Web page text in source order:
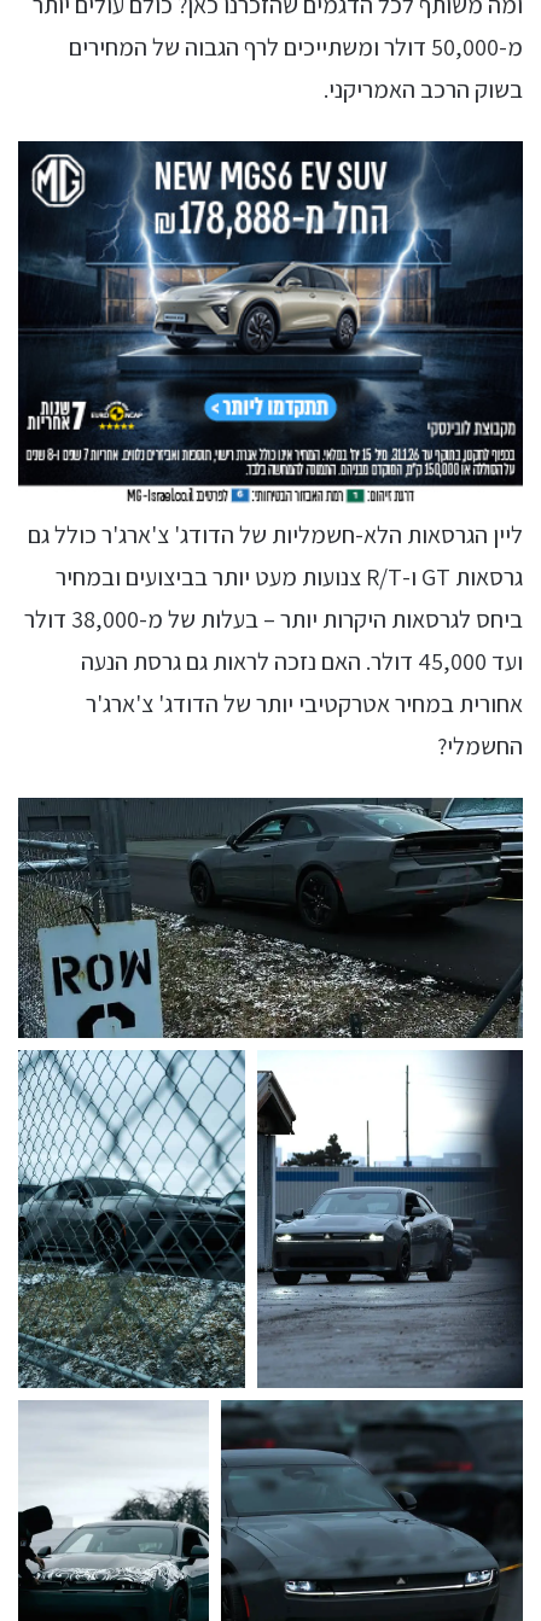
מ-50,000 דולר ומשתייכים לרף הגבוה של המחירים
בשוק הרכב האמריקני.
ליין הגרסאות הלא-חשמליות של הדודג' צ'ארג'ר כולל גם
גרסאות GT ו-R/T צנועות מעט יותר בביצועים ובמחיר
ביחס לגרסאות היקרות יותר – בעלות של מ-38,000 דולר
ועד 45,000 דולר. האם נזכה לראות גם גרסת הנעה
אחורית במחיר אטרקטיבי יותר של הדודג' צ'ארג'ר
החשמלי?